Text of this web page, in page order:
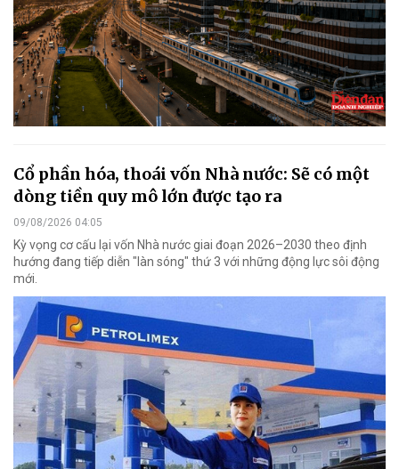
Cổ phần hóa, thoái vốn Nhà nước: Sẽ có một
dòng tiền quy mô lớn được tạo ra
09/08/2026 04:05
Kỳ vọng cơ cấu lại vốn Nhà nước giai đoạn 2026–2030 theo định
hướng đang tiếp diễn "làn sóng" thứ 3 với những động lực sôi động
mới.